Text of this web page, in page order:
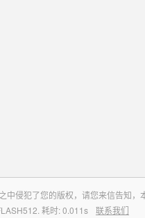
侵犯了您的版权，请您来信告知，
耗时: 0.011s
联系我们